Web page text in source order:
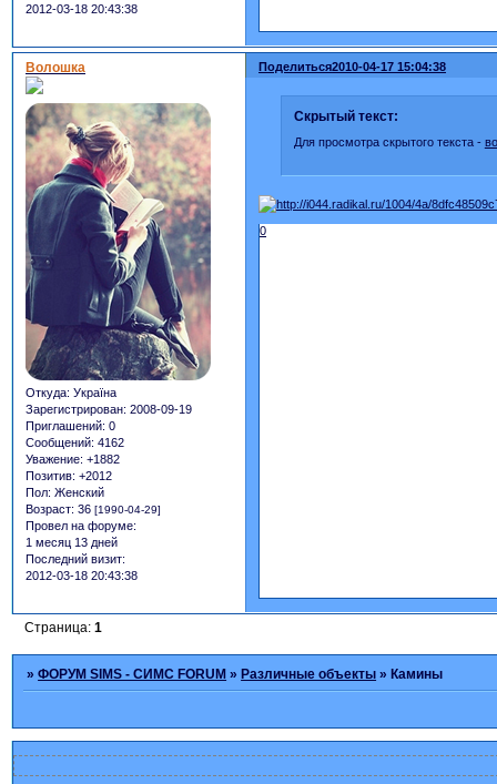
2012-03-18 20:43:38
Поделиться2010-04-17 15:04:38
Волошка
Откуда: Україна
Зарегистрирован: 2008-09-19
Приглашений: 0
Сообщений: 4162
Уважение: +1882
Позитив: +2012
Пол: Женский
Возраст: 36 [1990-04-29]
Провел на форуме:
1 месяц 13 дней
Последний визит:
2012-03-18 20:43:38
Скрытый текст:
Для просмотра скрытого текста -
0
Страница:1
»ФОРУМ SIMS - СИМС FORUM »Различные объекты »Камины